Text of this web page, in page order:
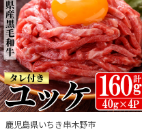
鹿児島県いちき串木野市